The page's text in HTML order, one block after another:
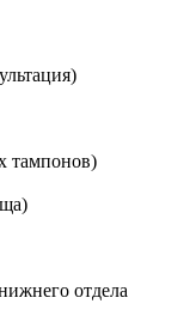
тампонов)
отдела